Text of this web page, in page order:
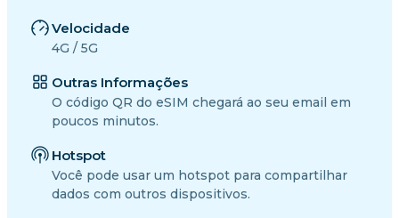
Velocidade
4G / 5G
Outras Informações
O código QR do eSIM chegará ao seu email em
poucos minutos.
Hotspot
Você pode usar um hotspot para compartilhar
dados com outros dispositivos.